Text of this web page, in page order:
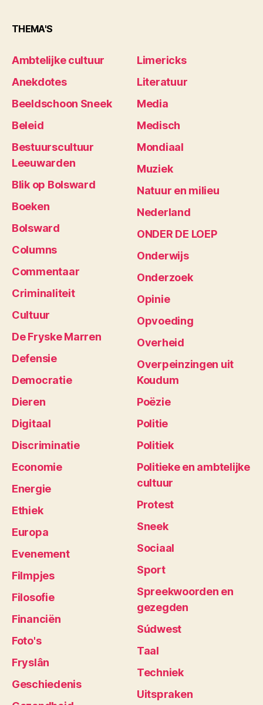
THEMA'S
Ambtelijke cultuur
Anekdotes
Beeldschoon Sneek
Beleid
Bestuurscultuur
Leeuwarden
Blik op Bolsward
Boeken
Bolsward
Columns
Commentaar
Criminaliteit
Cultuur
De Fryske Marren
Defensie
Democratie
Dieren
Digitaal
Discriminatie
Economie
Energie
Ethiek
Europa
Evenement
Filmpjes
Filosofie
Financiën
Foto's
Fryslân
Geschiedenis
Limericks
Literatuur
Media
Medisch
Mondiaal
Muziek
Natuur en milieu
Nederland
ONDER DE LOEP
Onderwijs
Onderzoek
Opinie
Opvoeding
Overheid
Overpeinzingen uit
Koudum
Poëzie
Politie
Politiek
Politieke en ambtelijke
cultuur
Protest
Sneek
Sociaal
Sport
Spreekwoorden en
gezegden
Súdwest
Taal
Techniek
Uitspraken